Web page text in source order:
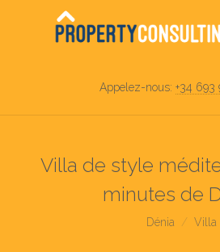
Appelez-nous: +34 693
Villa de style
minutes de
Dénia Villa